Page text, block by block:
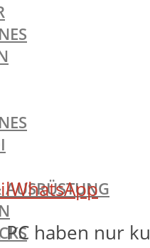
WhatsApp
PC haben nur